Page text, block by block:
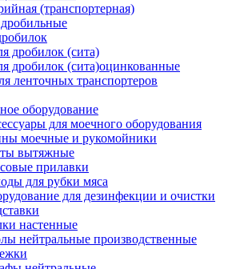
(транспортерная)
дробилок (сита)
дробилок (сита)оцинкованные
ленточных транспортеров
оборудование
для моечного оборудования
моечные и рукомойники
вытяжные
прилавки
для рубки мяса
для дезинфекции и очистки
настенные
нейтральные производственные